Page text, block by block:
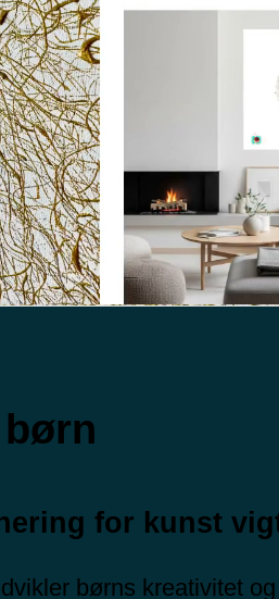
for kunst
børns kreativitet